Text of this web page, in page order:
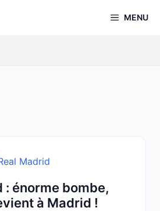
MENU
Madrid
: énorme bombe,
à Madrid !